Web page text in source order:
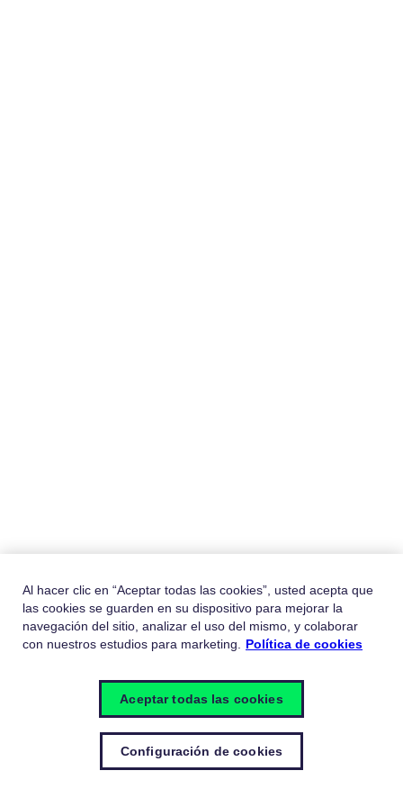
Al hacer clic en “Aceptar todas las cookies”, usted acepta que
las cookies se guarden en su dispositivo para mejorar la
navegación del sitio, analizar el uso del mismo, y colaborar
con nuestros estudios para marketing.
Política de cookies
Configuración de cookies
Aceptar todas las cookies